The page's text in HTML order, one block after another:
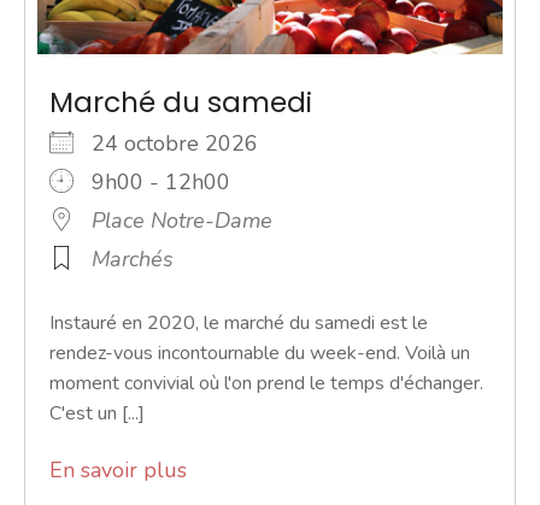
Marché du samedi
24 octobre 2026
9h00 - 12h00
Place Notre-Dame
Marchés
Instauré en 2020, le marché du samedi est le
rendez-vous incontournable du week-end. Voilà un
moment convivial où l'on prend le temps d'échanger.
C'est un [...]
En savoir plus